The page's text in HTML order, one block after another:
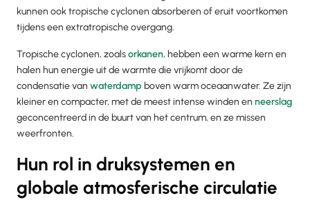
kunnen ook tropische cyclonen absorberen of eruit voortkomen
tijdens een extratropische overgang.
Tropische cyclonen, zoalsorkanen, hebben een warme kern en
halen hun energie uit de warmte die vrijkomt door de
condensatie van waterdamp boven warm oceaanwater. Ze zijn
kleiner en compacter, met de meest intense winden en neerslag
geconcentreerd in de buurt van het centrum, en ze missen
weerfronten.
Hun rol in druksystemen en
globale atmosferische circulatie